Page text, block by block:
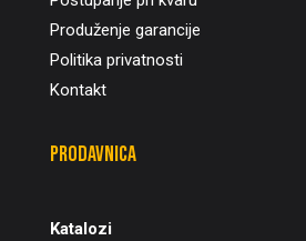
Produženje garancije
Politika privatnosti
Kontakt
Prodavnica
Katalozi